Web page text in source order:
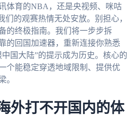
体育的NBA，还是央视频、咪咕
们的观赛热情无处安放。别担心，
的终极指南。我们将一步步拆
的回国加速器，重新连接你熟悉
国大陆”的提示成为历史。核心的
个能稳定穿透地域限制、提供优
。
外打不开国内的体